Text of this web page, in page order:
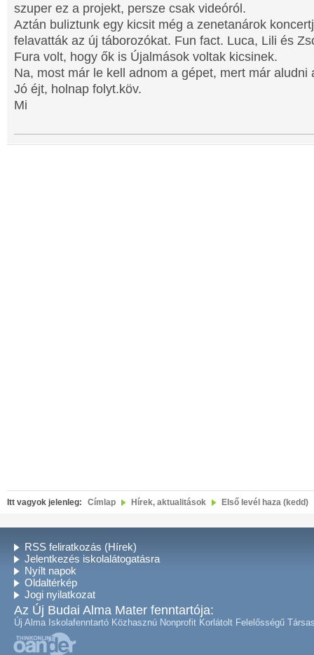
szuper ez a projekt, persze csak videóról.
Aztán buliztunk egy kicsit még a zenetanárok
felavatták az új táborozókat. Fun fact. Luca, Lili és
Fura volt, hogy ők is Újalmások voltak kicsinek.
Na, most már le kell adnom a gépet, mert már aludni
Jó éjt, holnap folyt.köv.
Mi
Itt vagyok jelenleg: Címlap Hírek, aktualitások Első levél haza (kedd)
RSS feliratkozás (Hírek)
Jelentkezés iskolalátogatásra
Nyílt napok
Oldaltérkép
Jogi nyilatkozat
Az Új Budai Alma Mater fenntartója:
Új Alma Iskolafenntartó Közhasznú Nonprofit Korlátolt Felelősségű